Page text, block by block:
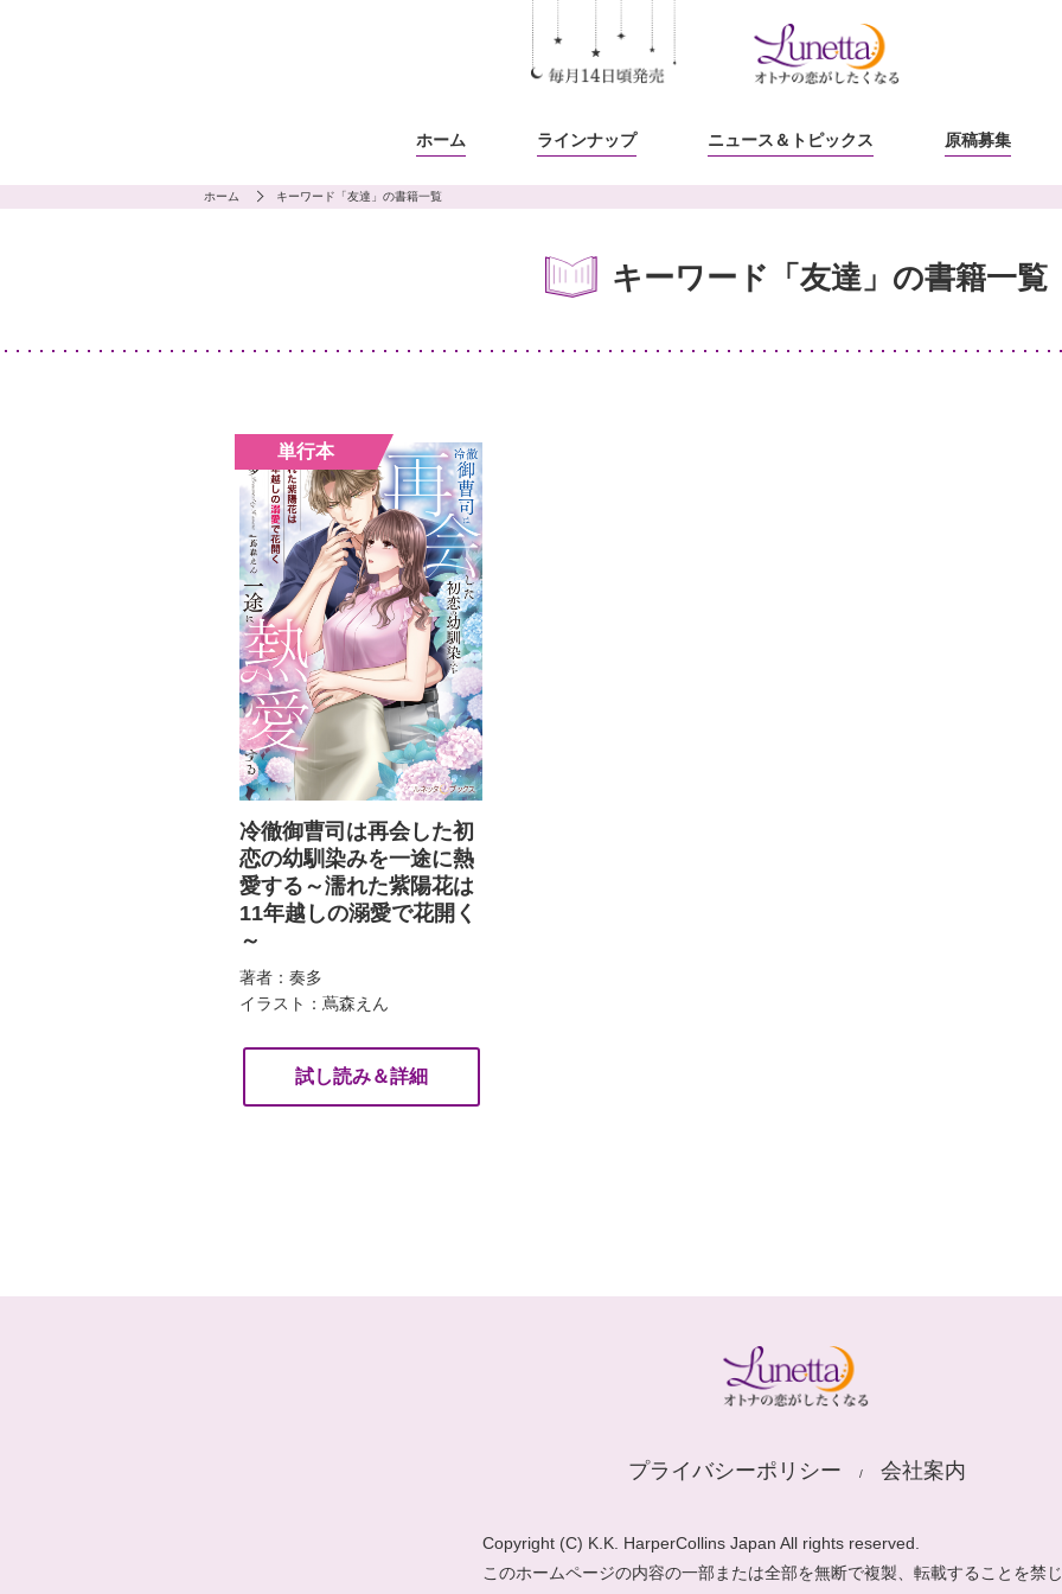
ホーム ラインナップ ニュース ＆トピックス 原稿募集
ホーム キーワード「友達」の書籍一覧
キーワード「友達」の書籍一覧
冷徹御曹司は再会した初
恋の幼馴染みを一途に熱
愛する～濡れた紫陽花は
11年越しの溺愛で花開く
～
著者：奏多
イラスト：蔦森えん
試し読み＆詳細
プライバシーポリシー 会社案内
Copyright (C) K.K. HarperCollins Japan All rights reserved.
このホームページの内容の一部または全部を無断で複製、転載することを禁